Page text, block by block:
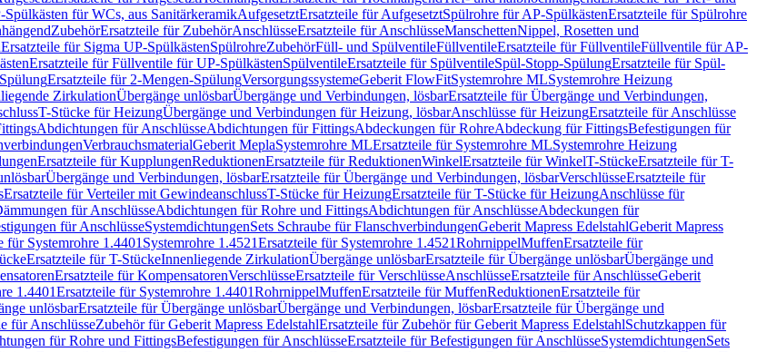
für WCs, aus SanitärkeramikAufgesetztErsatzteile für AufgesetztSpülrohre für AP-SpülkästenErsatzteile für Spülrohre
ZubehörErsatzteile für ZubehörAnschlüsseErsatzteile für AnschlüsseManschettenNippel, Rosetten und
Ersatzteile für Sigma UP-SpülkästenSpülrohreZubehörFüll- und SpülventileFüllventileErsatzteile für FüllventileFüllventile für AP-
Ersatzteile für Füllventile für UP-SpülkästenSpülventileErsatzteile für SpülventileSpül-Stopp-SpülungErsatzteile für Spül-
Ersatzteile für 2-Mengen-SpülungVersorgungssystemeGeberit FlowFitSystemrohre MLSystemrohre Heizung
ZirkulationÜbergänge unlösbarÜbergänge und Verbindungen, lösbarErsatzteile für Übergänge und Verbindungen,
T-Stücke für HeizungÜbergänge und Verbindungen für Heizung, lösbarAnschlüsse für HeizungErsatzteile für Anschlüsse
Abdichtungen für AnschlüsseAbdichtungen für FittingsAbdeckungen für RohreAbdeckung für FittingsBefestigungen für
VerbrauchsmaterialGeberit MeplaSystemrohre MLErsatzteile für Systemrohre MLSystemrohre Heizung
Ersatzteile für KupplungenReduktionenErsatzteile für ReduktionenWinkelErsatzteile für WinkelT-StückeErsatzteile für T-
Übergänge und Verbindungen, lösbarErsatzteile für Übergänge und Verbindungen, lösbarVerschlüsseErsatzteile für
Ersatzteile für Verteiler mit GewindeanschlussT-Stücke für HeizungErsatzteile für T-Stücke für HeizungAnschlüsse für
für AnschlüsseAbdichtungen für Rohre und FittingsAbdichtungen für AnschlüsseAbdeckungen für
für AnschlüsseSystemdichtungenSets Schraube für FlanschverbindungenGeberit Mapress EdelstahlGeberit Mapress
für Systemrohre 1.4401 Systemrohre 1.4521Ersatzteile für Systemrohre 1.4521RohrnippelMuffenErsatzteile für
Ersatzteile für T-StückeInnenliegende ZirkulationÜbergänge unlösbarErsatzteile für Übergänge unlösbarÜbergänge und
Ersatzteile für KompensatorenVerschlüsseErsatzteile für VerschlüsseAnschlüsseErsatzteile für AnschlüsseGeberit
1.4401Ersatzteile für Systemrohre 1.4401RohrnippelMuffenErsatzteile für MuffenReduktionenErsatzteile für
unlösbarErsatzteile für Übergänge unlösbarÜbergänge und Verbindungen, lösbarErsatzteile für Übergänge und
für AnschlüsseZubehör für Geberit Mapress EdelstahlErsatzteile für Zubehör für Geberit Mapress EdelstahlSchutzkappen für
für Rohre und FittingsBefestigungen für AnschlüsseErsatzteile für Befestigungen für AnschlüsseSystemdichtungenSets